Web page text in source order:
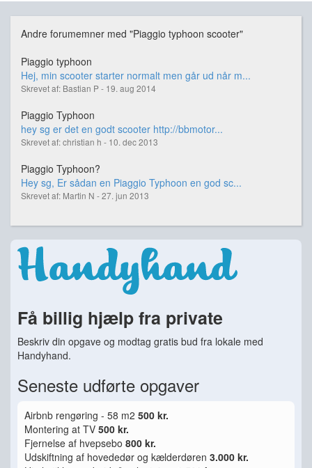
Andre forumemner med "Piaggio typhoon scooter"
Piaggio typhoon
Hej, min scooter starter normalt men går ud når m...
Skrevet af: Bastian P - 19. aug 2014
Piaggio Typhoon
hey sg er det en godt scooter http://bbmotor...
Skrevet af: christian h - 10. dec 2013
Piaggio Typhoon?
Hey sg, Er sådan en Piaggio Typhoon en god sc...
Skrevet af: Martin N - 27. jun 2013
Få billig hjælp fra private
Beskriv din opgave og modtag gratis bud fra lokale med
Handyhand.
Seneste udførte opgaver
Airbnb rengøring - 58 m2 500 kr.
Montering at TV 500 kr.
Fjernelse af hvepsebo 800 kr.
Udskiftning af hovededør og kælderdøren 3.000 kr.